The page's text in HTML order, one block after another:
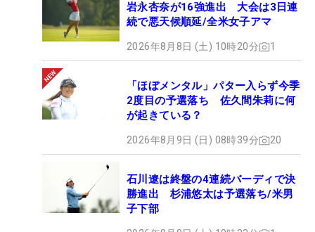
岩永杏奈が16強進出 大会は3日連
続で悪天候順延/全米女子アマ
2026年8月8日 (土) 10時20分 1
「ほぼメンタル」パター入らず今季
2度目の予選落ち 佐久間朱莉に何
が起きている？
2026年8月9日 (日) 08時39分 20
石川遼は終盤の4連続バーディで決
勝進出 杉浦悠太は予選落ち/米男
子下部